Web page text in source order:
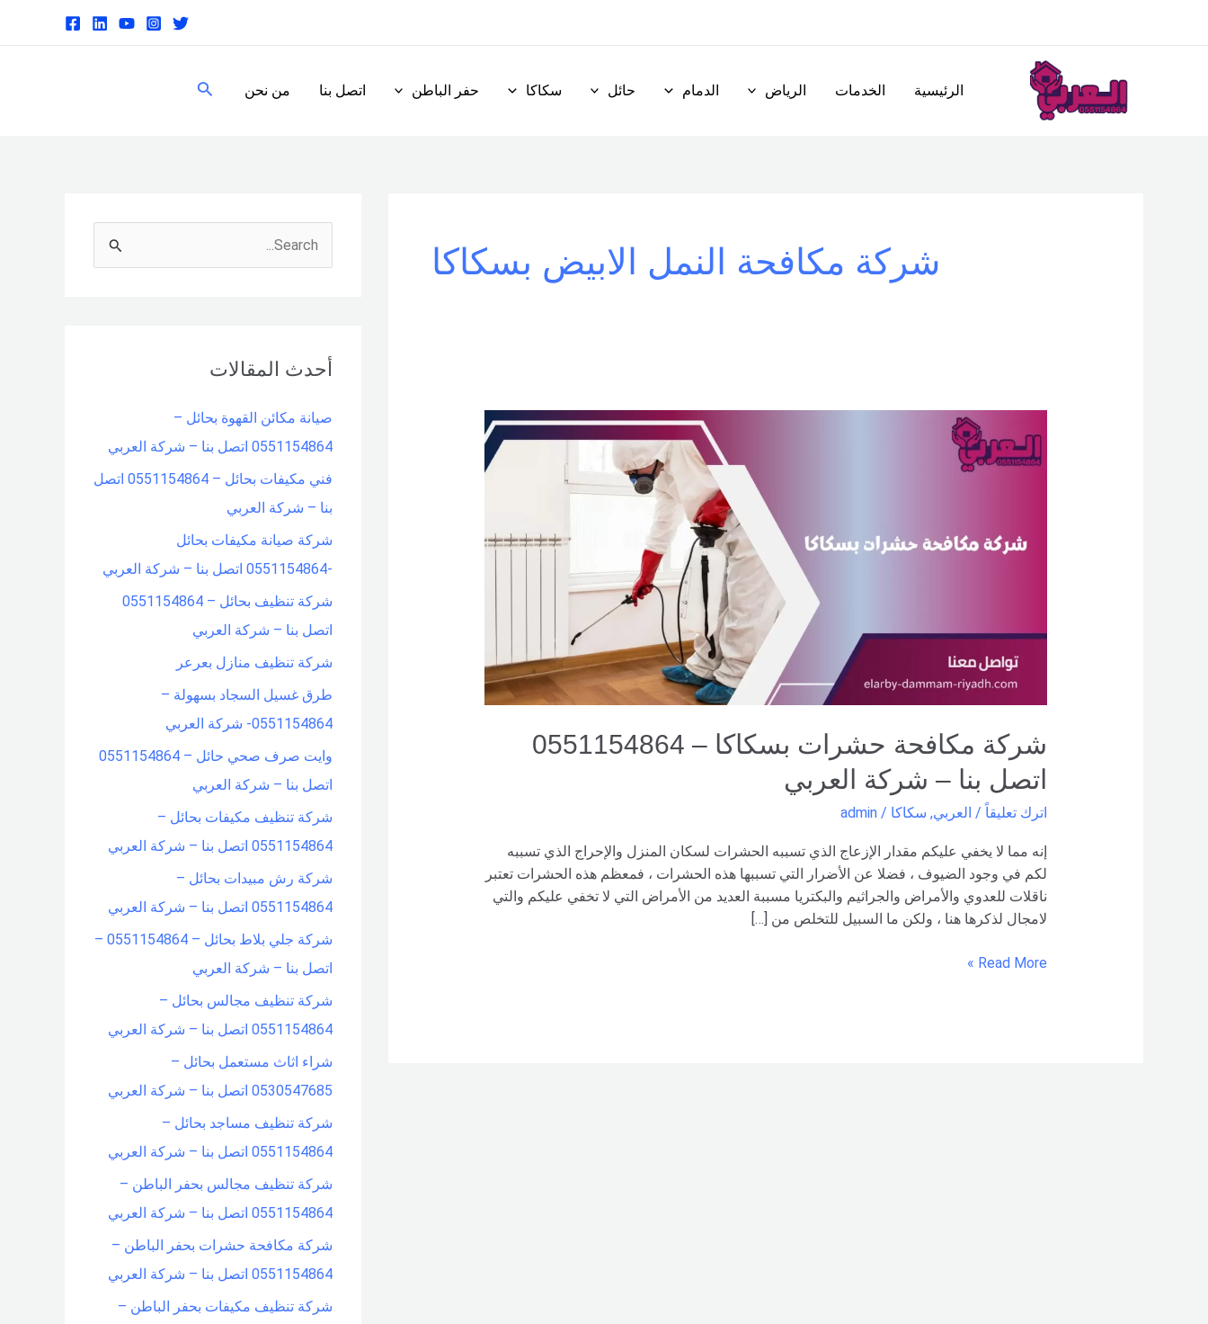
الرئيسية الخدمات الرياض الدمام حائل سكاكا حفر الباطن اتصل بنا من نحن البحث
شركة مكافحة النمل الابيض بسكاكا
شركة مكافحة حشرات بسكاكا – 0551154864
اتصل بنا – شركة العربي
اترك تعليقاً / العربي, سكاكا /
admin
إنه مما لا يخفي عليكم مقدار الإزعاج الذي تسببه الحشرات لسكان المنزل والإحراج الذي تسببه
لكم في وجود الضيوف ، فضلا عن الأضرار التي تسببها هذه الحشرات ، فمعظم هذه الحشرات تعتبر
ناقلات للعدوي والأمراض والجراثيم والبكتريا مسببة العديد من الأمراض التي لا تخفي عليكم والتي
لامجال لذكرها هنا ، ولكن ما السبيل للتخلص من […]
مكافحة
حشرات
0551154864
اتصل
Read More »
c
f
o
r
:
أحدث المقالات
صيانة مكائن القهوة بحائل –
0551154864 اتصل بنا – شركة العربي
فني مكيفات بحائل – 0551154864 اتصل
بنا – شركة العربي
شركة صيانة مكيفات بحائل
-0551154864 اتصل بنا – شركة العربي
شركة تنظيف بحائل – 0551154864
اتصل بنا – شركة العربي
شركة تنظيف منازل بعرعر
طرق غسيل السجاد بسهولة –
0551154864- شركة العربي
وايت صرف صحي حائل – 0551154864
اتصل بنا – شركة العربي
شركة تنظيف مكيفات بحائل –
0551154864 اتصل بنا – شركة العربي
شركة رش مبيدات بحائل –
0551154864 اتصل بنا – شركة العربي
شركة جلي بلاط بحائل – 0551154864 –
اتصل بنا – شركة العربي
شركة تنظيف مجالس بحائل –
0551154864 اتصل بنا – شركة العربي
شراء اثاث مستعمل بحائل –
0530547685 اتصل بنا – شركة العربي
شركة تنظيف مساجد بحائل –
0551154864 اتصل بنا – شركة العربي
شركة تنظيف مجالس بحفر الباطن –
0551154864 اتصل بنا – شركة العربي
شركة مكافحة حشرات بحفر الباطن –
0551154864 اتصل بنا – شركة العربي
شركة تنظيف مكيفات بحفر الباطن –